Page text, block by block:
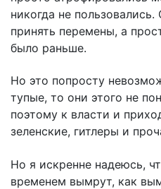
никогда не
принять перемены, а
было раньше.
Но это попросту
тупые, то они этого не
поэтому к власти и
зеленские, гитлеры и
Но я искренне надеюсь,
временем вымрут, как